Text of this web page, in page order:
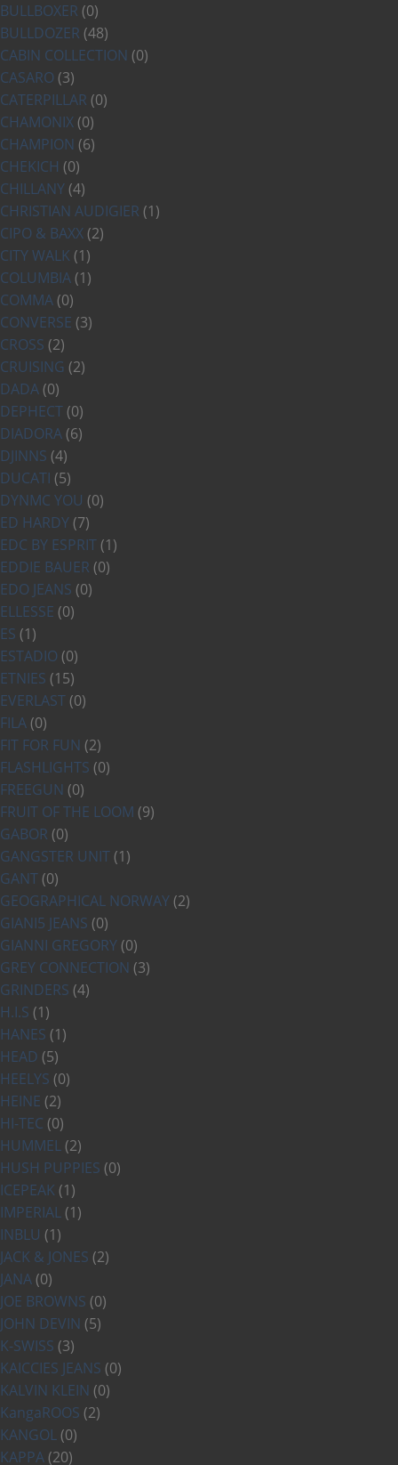
BULLBOXER (0)
BULLDOZER (48)
CABIN COLLECTION (0)
CASARO (3)
CATERPILLAR (0)
CHAMONIX (0)
CHAMPION (6)
CHEKICH (0)
CHILLANY (4)
CHRISTIAN AUDIGIER (1)
CIPO & BAXX (2)
CITY WALK (1)
COLUMBIA (1)
COMMA (0)
CONVERSE (3)
CROSS (2)
CRUISING (2)
DADA (0)
DEPHECT (0)
DIADORA (6)
DJINNS (4)
DUCATI (5)
DYNMC YOU (0)
ED HARDY (7)
EDC BY ESPRIT (1)
EDDIE BAUER (0)
EDO JEANS (0)
ELLESSE (0)
ES (1)
ESTADIO (0)
ETNIES (15)
EVERLAST (0)
FILA (0)
FIT FOR FUN (2)
FLASHLIGHTS (0)
FREEGUN (0)
FRUIT OF THE LOOM (9)
GABOR (0)
GANGSTER UNIT (1)
GANT (0)
GEOGRAPHICAL NORWAY (2)
GIANI5 JEANS (0)
GIANNI GREGORY (0)
GREY CONNECTION (3)
GRINDERS (4)
H.I.S (1)
HANES (1)
HEAD (5)
HEELYS (0)
HEINE (2)
HI-TEC (0)
HUMMEL (2)
HUSH PUPPIES (0)
ICEPEAK (1)
IMPERIAL (1)
INBLU (1)
JACK & JONES (2)
JANA (0)
JOE BROWNS (0)
JOHN DEVIN (5)
K-SWISS (3)
KAICCIES JEANS (0)
KALVIN KLEIN (0)
KangaROOS (2)
KANGOL (0)
KAPPA (20)